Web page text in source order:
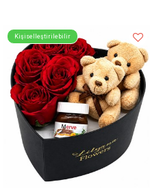
Kişiselleştirilebilir